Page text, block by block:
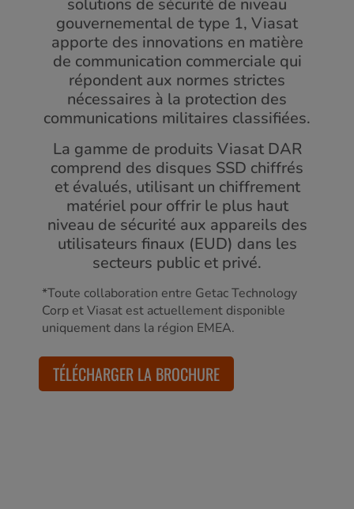
solutions de sécurité de niveau
gouvernemental de type 1, Viasat
apporte des innovations en matière
de communication commerciale qui
répondent aux normes strictes
nécessaires à la protection des
communications militaires classifiées.
La gamme de produits Viasat DAR
comprend des disques SSD chiffrés
et évalués, utilisant un chiffrement
matériel pour offrir le plus haut
niveau de sécurité aux appareils des
utilisateurs finaux (EUD) dans les
secteurs public et privé.
*Toute collaboration entre Getac Technology
Corp et Viasat est actuellement disponible
uniquement dans la région EMEA.
TÉLÉCHARGER LA BROCHURE